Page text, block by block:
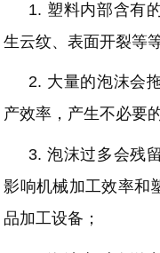
1. 塑料内部含有
生云纹、表面开裂等
2. 大量的泡沫会
产效率，产生不必要
3. 泡沫过多会残
影响机械加工效率和
品加工设备；